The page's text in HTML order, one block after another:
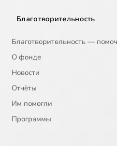
Благотворительность
Благотворительность —
О фонде
Новости
Отчёты
Им помогли
Программы